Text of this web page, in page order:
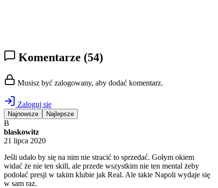
Komentarze (54)
Musisz być zalogowany, aby dodać komentarz.
Zaloguj się
Najnowsze Najlepsze
B
blaskowitz
21 lipca 2020
Jeśli udało by się na nim nie stracić to sprzedać. Gołym okiem
widać że nie ten skill, ale przede wszystkim nie ten mental żeby
podołać presji w takim klubie jak Real. Ale takie Napoli wydaje się
w sam raz.